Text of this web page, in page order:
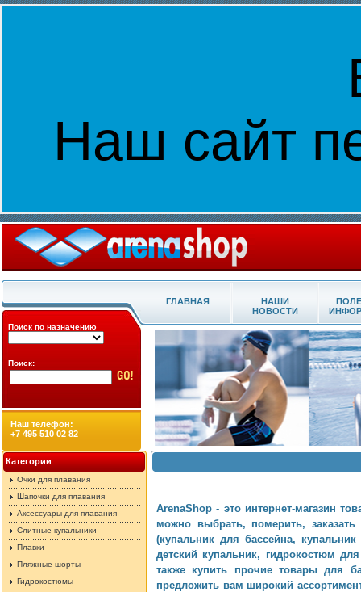
Наш сайт
Поиск по назначению
Поиск:
Наш телефон:
+7 495 510 02 82
ГЛАВНАЯ
НАШИ
НОВОСТИ
Категории
Очки для плавания
Шапочки для плавания
Аксессуары для плавания
Слитные купальники
Плавки
Пляжные шорты
Гидрокостюмы
ArenaShop - это интернет-магазин
можно выбрать, померить,
(купальник для бассейна,
детский купальник, гидрокостюм
также купить прочие товары для
предложить вам широкий